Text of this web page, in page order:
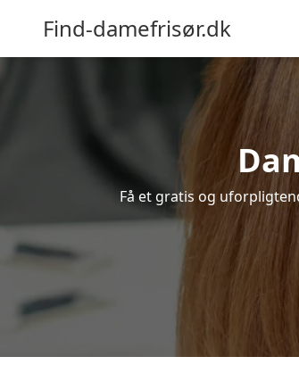
Find-damefrisør.dk
Få et gratis og